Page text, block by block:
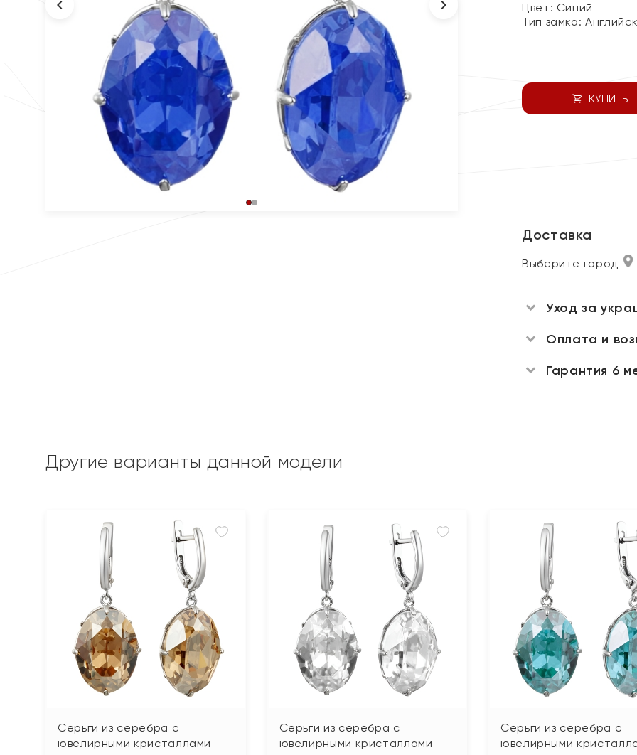
Цвет: Синий
Тип замка:
КУПИТЬ
Доставка
Выберите город
Уход за
Оплата и
Гарантия 6
Другие варианты данной модели
Серьги из серебра с
ювелирными кристаллами
Серьги из серебра с
ювелирными кристаллами
Серьги из серебра с
ювелирными